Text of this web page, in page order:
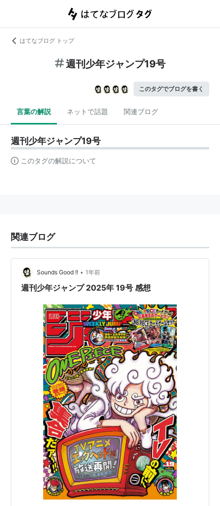
はてなブログ トップ
週刊少年ジャンプ19号
このタグでブログを書く
言葉の解説 ネットで話題 関連ブログ
週刊少年ジャンプ19号
このタグの解説について
関連ブログ
Sounds Good !! • 1年前
週刊少年ジャンプ 2025年 19号 感想